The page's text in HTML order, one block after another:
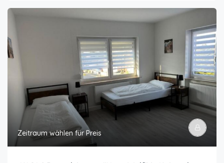
Zeitraum wählen für Preis